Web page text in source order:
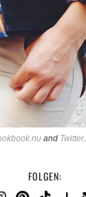
and Twitter.
FOLGEN: